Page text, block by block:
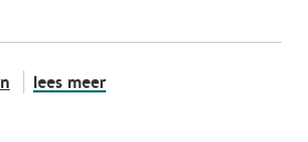
lees meer